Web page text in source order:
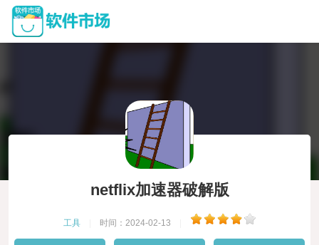
netflix加速器破解版
工具 时间：2024-02-13